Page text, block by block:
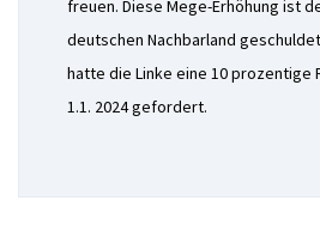
freuen. Diese Mege-Erhöhung ist
deutschen Nachbarland
hatte die Linke eine 10 prozentige
1.1. 2024 gefordert.